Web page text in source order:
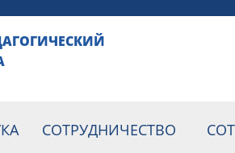
СОТРУДНИЧЕСТВО